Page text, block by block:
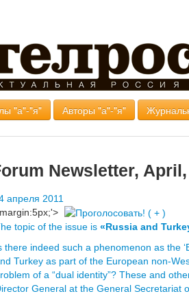
"а"-"я" Авторы "а"-"я"
Newsletter, April,
апреля 2011
topic of the issue is «Russia and
there indeed such a phenomenon as the
Turkey as part of the European non-
of a “dual identity”? These and
General at the General Secretariat